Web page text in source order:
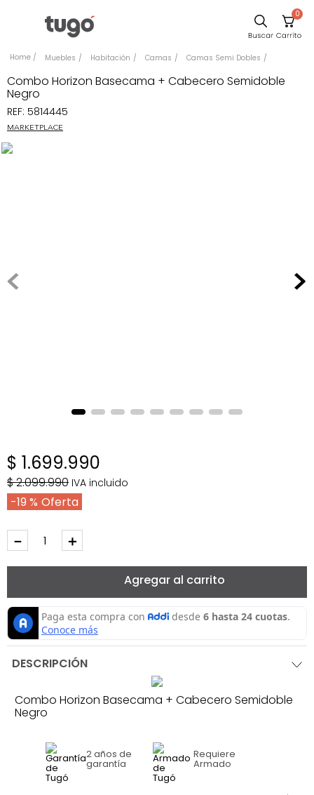
0
Muebles Habitación Camas Camas Semi Dobles
Combo Horizon Basecama + Cabecero Semidoble
Negro
REF: 5814445
MARKETPLACE
$ 1.699.990
$2.099.990 IVA incluido
19 %
＋
－
Agregar al carrito
DESCRIPCIÓN
Combo Horizon Basecama + Cabecero Semidoble
Negro
2 años de
garantía
Requiere
Armado
Comedor
Silla